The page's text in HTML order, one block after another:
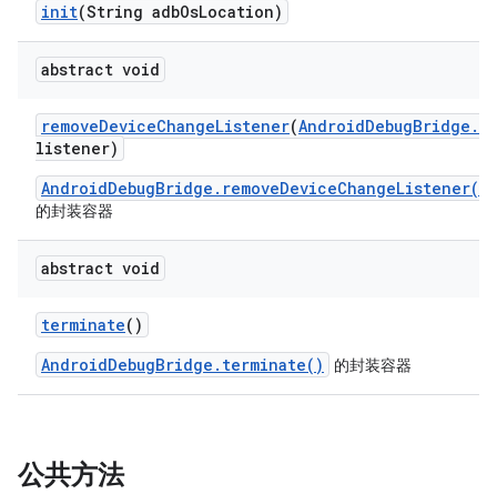
init(String adbOsLocation)
abstract void
removeDeviceChangeListener(AndroidDebugBridge .
listener)
的封装容器
abstract void
terminate()
AndroidDebugBridge.terminate()
的封装容器
公共方法